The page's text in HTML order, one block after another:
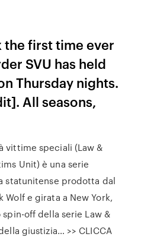
the first time ever
SVU has held
Thursday nights.
All seasons,
vittime speciali (Law &
Unit) è una serie
statunitense prodotta dal
Wolf e girata a New York,
off della serie Law &
giustizia… >> CLICCA